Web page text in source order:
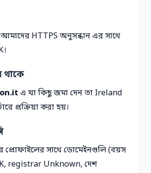
HTTPS অনুসন্ধান এর সাথে
থাকে
এ যা কিছু জমা দেন তা Ireland
প্রক্রিয়া করা হয়।
সাথে ডোমেইনগুলি (বয়স
registrar Unknown, দেশ